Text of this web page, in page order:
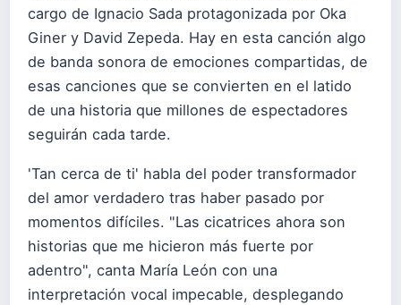
cargo de Ignacio Sada protagonizada por Oka
Giner y David Zepeda. Hay en esta canción algo
de banda sonora de emociones compartidas, de
esas canciones que se convierten en el latido
de una historia que millones de espectadores
seguirán cada tarde.
'Tan cerca de ti' habla del poder transformador
del amor verdadero tras haber pasado por
momentos difíciles. "Las cicatrices ahora son
historias que me hicieron más fuerte por
adentro", canta María León con una
interpretación vocal impecable, desplegando